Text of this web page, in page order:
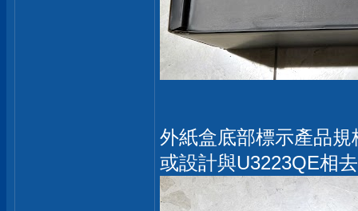
外紙盒底部標示產品
或設計與U3223QE相